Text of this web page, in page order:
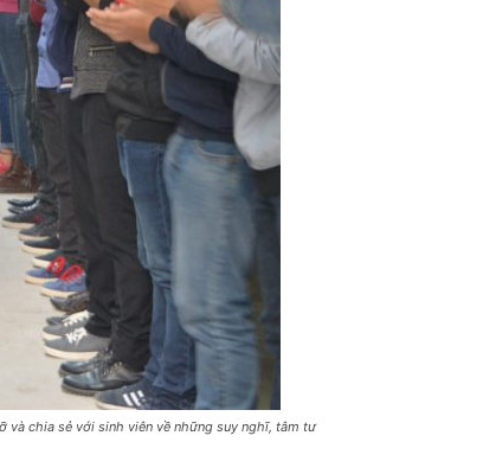
và chia sẻ với sinh viên về những suy nghĩ, tâm tư